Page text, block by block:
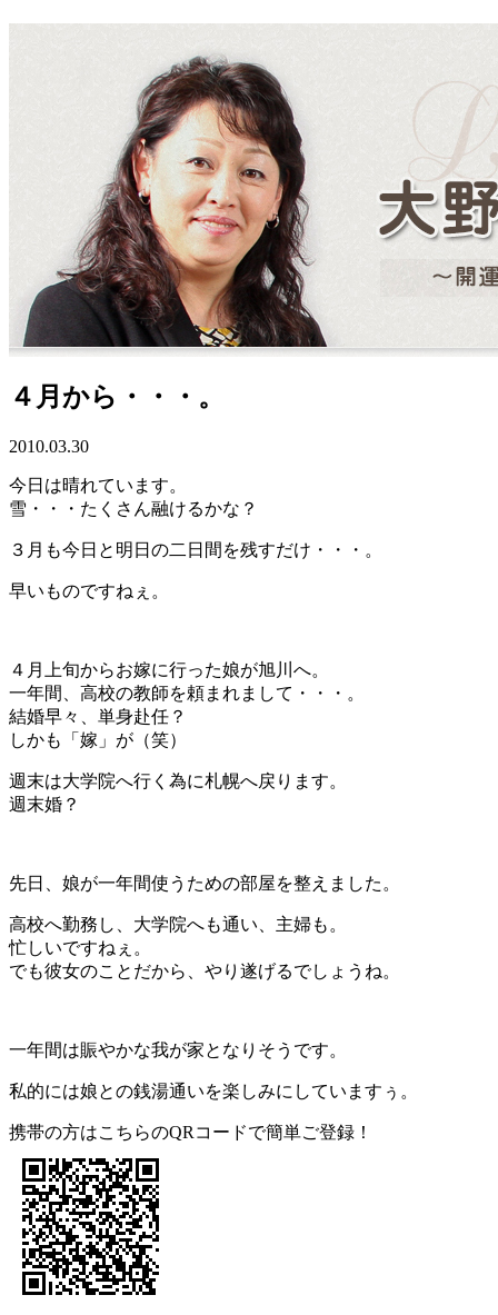
４月から・・・。
2010.03.30
今日は晴れています。
雪・・・たくさん融けるかな？
３月も今日と明日の二日間を残すだけ・・・。
早いものですねぇ。
４月上旬からお嫁に行った娘が旭川へ。
一年間、高校の教師を頼まれまして・・・。
結婚早々、単身赴任？
しかも「嫁」が（笑）
週末は大学院へ行く為に札幌へ戻ります。
週末婚？
先日、娘が一年間使うための部屋を整えました。
高校へ勤務し、大学院へも通い、主婦も。
忙しいですねぇ。
でも彼女のことだから、やり遂げるでしょうね。
一年間は賑やかな我が家となりそうです。
私的には娘との銭湯通いを楽しみにしていますぅ。
携帯の方はこちらのQRコードで簡単ご登録！